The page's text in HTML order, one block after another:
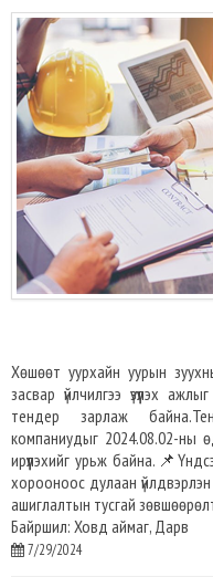
Хөшөөт уурхайн уурын
засвар үйлчилгээ үзүүлэх
тендер зарлаж
компаниудыг 2024.08.02-ны
ирүүлэхийг урьж
хорооноос дулаан
ашиглалтын тусгай
Байршил: Ховд аймаг, Дарв
7/29/2024